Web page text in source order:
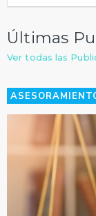
Últimas
Ver todas las